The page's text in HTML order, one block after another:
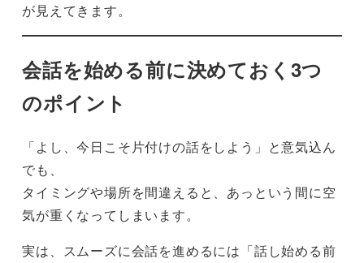
が見えてきます。
会話を始める前に決めておく3つ
のポイント
「よし、今日こそ片付けの話をしよう」と意気込ん
でも、
タイミングや場所を間違えると、あっという間に空
気が重くなってしまいます。
実は、スムーズに会話を進めるには「話し始める前